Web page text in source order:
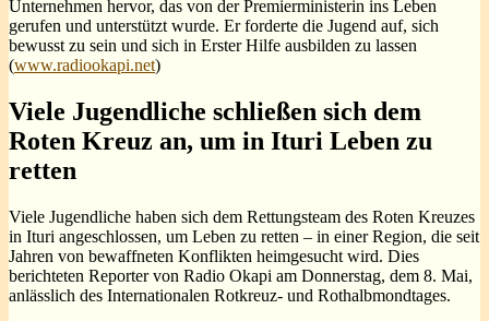
Unternehmen hervor, das von der Premierministerin ins Leben
gerufen und unterstützt wurde. Er forderte die Jugend auf, sich
bewusst zu sein und sich in Erster Hilfe ausbilden zu lassen
(www.radiookapi.net)
Viele Jugendliche schließen sich dem
Roten Kreuz an, um in Ituri Leben zu
retten
Viele Jugendliche haben sich dem Rettungsteam des Roten Kreuzes
in Ituri angeschlossen, um Leben zu retten – in einer Region, die seit
Jahren von bewaffneten Konflikten heimgesucht wird. Dies
berichteten Reporter von Radio Okapi am Donnerstag, dem 8. Mai,
anlässlich des Internationalen Rotkreuz- und Rothalbmondtages.